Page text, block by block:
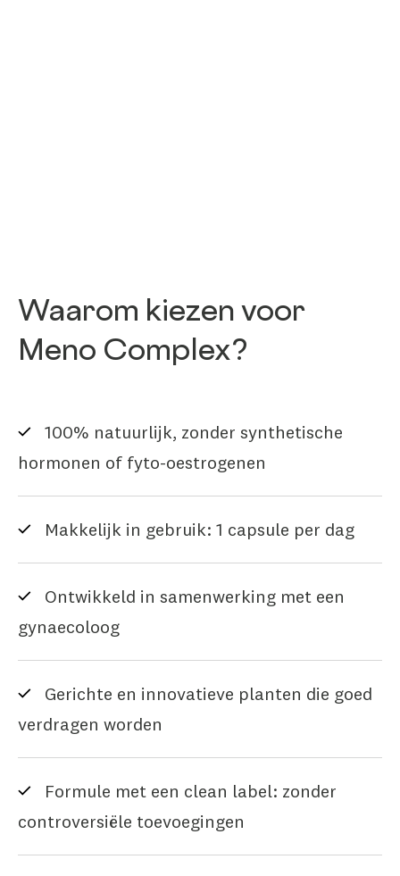
Waarom kiezen voor
Meno Complex?
100% natuurlijk, zonder synthetische
hormonen of fyto-oestrogenen
Makkelijk in gebruik: 1 capsule per dag
Ontwikkeld in samenwerking met een
gynaecoloog
Gerichte en innovatieve planten die goed
verdragen worden
Formule met een clean label: zonder
controversiële toevoegingen